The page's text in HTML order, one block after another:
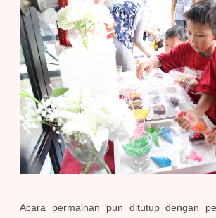
Acara permainan pun ditutup dengan